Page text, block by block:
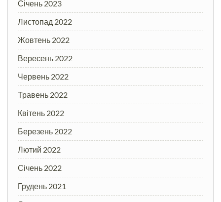
Січень 2023
Листопад 2022
Жовтень 2022
Вересень 2022
Червень 2022
Травень 2022
Квітень 2022
Березень 2022
Лютий 2022
Січень 2022
Грудень 2021